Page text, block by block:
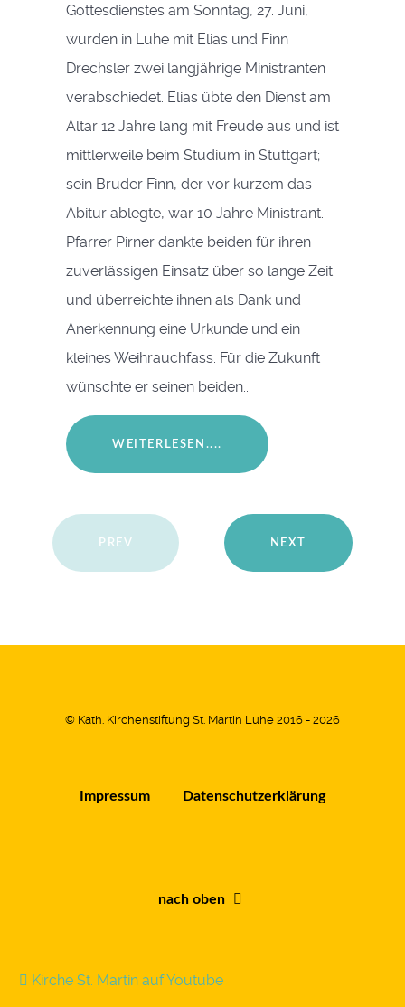
Gottesdienstes am Sonntag, 27. Juni,
wurden in Luhe mit Elias und Finn
Drechsler zwei langjährige Ministranten
verabschiedet. Elias übte den Dienst am
Altar 12 Jahre lang mit Freude aus und ist
mittlerweile beim Studium in Stuttgart;
sein Bruder Finn, der vor kurzem das
Abitur ablegte, war 10 Jahre Ministrant.
Pfarrer Pirner dankte beiden für ihren
zuverlässigen Einsatz über so lange Zeit
und überreichte ihnen als Dank und
Anerkennung eine Urkunde und ein
kleines Weihrauchfass. Für die Zukunft
wünschte er seinen beiden...
WEITERLESEN....
PREV NEXT
© Kath. Kirchenstiftung St. Martin Luhe 2016 - 2026
Impressum Datenschutzerklärung
nach oben
Kirche St. Martin auf Youtube